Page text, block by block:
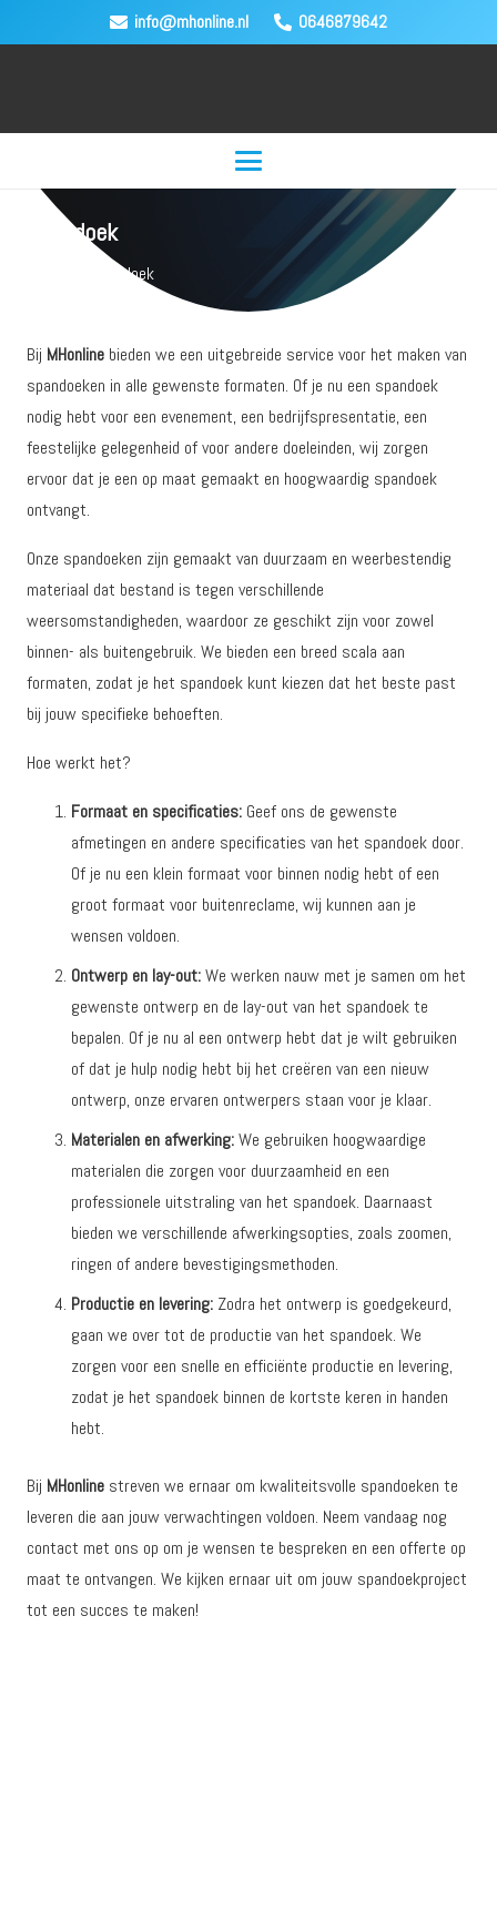
info@mhonline.nl 0646879642
Spandoek
Spandoek
Bij MHonline bieden we een uitgebreide service voor het maken van
spandoeken in alle gewenste formaten. Of je nu een spandoek
nodig hebt voor een evenement, een bedrijfspresentatie, een
feestelijke gelegenheid of voor andere doeleinden, wij zorgen
ervoor dat je een op maat gemaakt en hoogwaardig spandoek
ontvangt.
Onze spandoeken zijn gemaakt van duurzaam en weerbestendig
materiaal dat bestand is tegen verschillende
weersomstandigheden, waardoor ze geschikt zijn voor zowel
binnen- als buitengebruik. We bieden een breed scala aan
formaten, zodat je het spandoek kunt kiezen dat het beste past
bij jouw specifieke behoeften.
Hoe werkt het?
Formaat en specificaties: Geef ons de gewenste
afmetingen en andere specificaties van het spandoek door.
Of je nu een klein formaat voor binnen nodig hebt of een
groot formaat voor buitenreclame, wij kunnen aan je
wensen voldoen.
Ontwerp en lay-out:We werken nauw met je samen om het
gewenste ontwerp en de lay-out van het spandoek te
bepalen. Of je nu al een ontwerp hebt dat je wilt gebruiken
of dat je hulp nodig hebt bij het creëren van een nieuw
ontwerp, onze ervaren ontwerpers staan voor je klaar.
Materialen en afwerking:We gebruiken hoogwaardige
materialen die zorgen voor duurzaamheid en een
professionele uitstraling van het spandoek. Daarnaast
bieden we verschillende afwerkingsopties, zoals zoomen,
ringen of andere bevestigingsmethoden.
Productie en levering: Zodra het ontwerp is goedgekeurd,
gaan we over tot de productie van het spandoek. We
zorgen voor een snelle en efficiënte productie en levering,
zodat je het spandoek binnen de kortste keren in handen
hebt.
Bij MHonline streven we ernaar om kwaliteitsvolle spandoeken te
leveren die aan jouw verwachtingen voldoen. Neem vandaag nog
contact met ons op om je wensen te bespreken en een offerte op
maat te ontvangen. We kijken ernaar uit om jouw spandoekproject
tot een succes te maken!